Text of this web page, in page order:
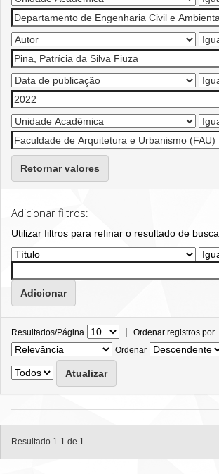
Retornar valores
Adicionar filtros:
Utilizar filtros para refinar o resultado de busca.
Resultados/Página | Ordenar registros por
Ordenar
Resultado 1-1 de 1.